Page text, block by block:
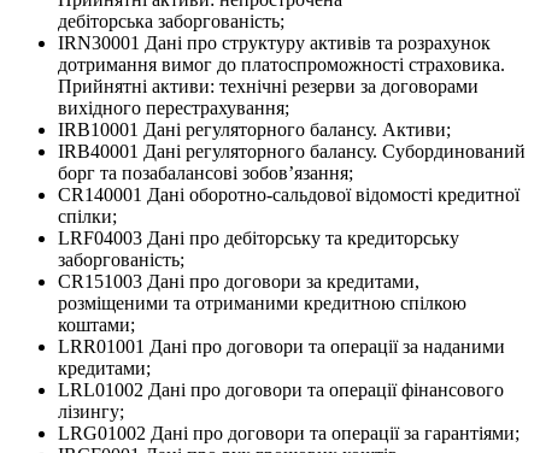
дебіторська заборгованість;
IRN30001 Дані про структуру активів та розрахунок
дотримання вимог до платоспроможності страховика.
Прийнятні активи: технічні резерви за договорами
вихідного перестрахування;
IRB10001 Дані регуляторного балансу. Активи;
IRB40001 Дані регуляторного балансу. Субординований
борг та позабалансові зобов’язання;
CR140001 Дані оборотно-сальдової відомості кредитної
спілки;
LRF04003 Дані про дебіторську та кредиторську
заборгованість;
CR151003 Дані про договори за кредитами,
розміщеними та отриманими кредитною спілкою
коштами;
LRR01001 Дані про договори та операції за наданими
кредитами;
LRL01002 Дані про договори та операції фінансового
лізингу;
LRG01002 Дані про договори та операції за гарантіями;